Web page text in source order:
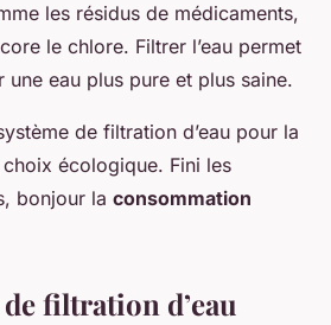
les résidus de médicaments,
le chlore. Filtrer l’eau permet
une eau plus pure et plus saine.
de filtration d’eau pour la
écologique. Fini les
bonjour la consommation
filtration d’eau